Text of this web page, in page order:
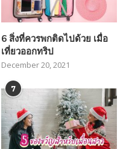
6 สิ่งที่ควรพกติดไปด้วย เมื่อ
เที่ยวออกทริป
December 20, 2021
7